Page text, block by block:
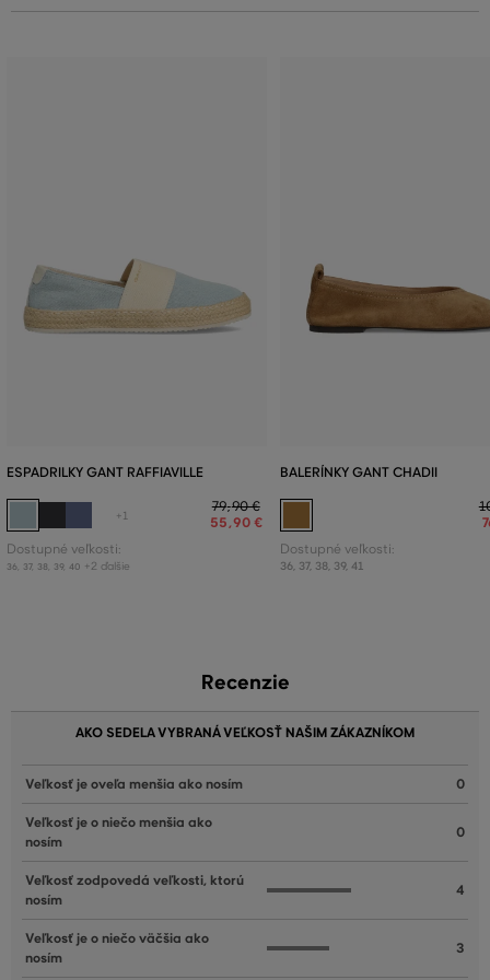
ESPADRILKY GANT RAFFIAVILLE
+1
79,90 €
55,90 €
Dostupné veľkosti:
36 37, 38 39, 40 +2 ďalšie
BALERÍNKY GANT CHADII
Dostupné veľkosti:
36, 37, 38, 39, 41
Recenzie
AKO SEDELA VYBRANÁ VEĽKOSŤ NAŠIM ZÁKAZNÍKOM
Veľkosť je oveľa menšia ako nosím 0
Veľkosť je o niečo menšia ako
nosím
0
Veľkosť zodpovedá veľkosti, ktorú
nosím
4
Veľkosť je o niečo väčšia ako
nosím
3